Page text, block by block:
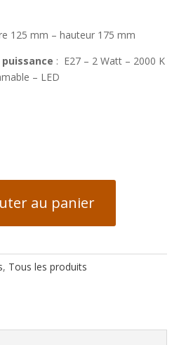
125 mm – hauteur 175 mm
: E27 – 2 Watt – 2000 K
– LED
au panier
, Tous les produits